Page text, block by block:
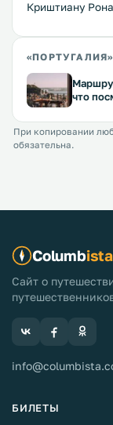
Криштиану
что
При копировании
обязательна.
Columbista
Сайт о
БИЛЕТЫ